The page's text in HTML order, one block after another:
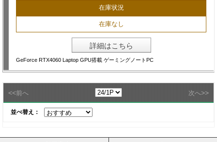
在庫状況
在庫なし
詳細はこちら
GeForce RTX4060 Laptop GPU搭載 ゲーミングノートPC
<<前へ 次へ>>
並べ替え：